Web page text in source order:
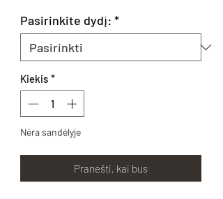
Pasirinkite dydį: *
Kiekis *
Nėra sandėlyje
Pranešti, kai bus